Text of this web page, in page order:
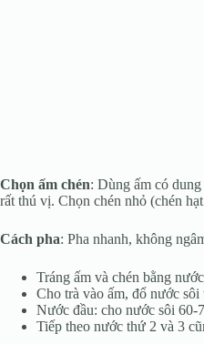
Chọn ấm chén: Dùng ấm có
rất thú vị. Chọn chén nhỏ (chén
Cách pha: Pha nhanh, không
Tráng ấm và chén bằng
Cho trà vào ấm, đổ nước
Nước đầu: cho nước sôi 60-
Tiếp theo nước thứ 2 và 3